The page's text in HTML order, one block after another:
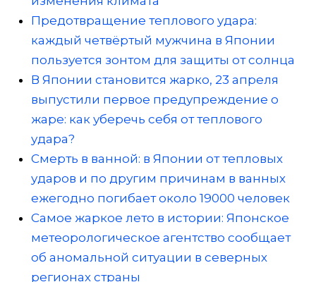
Предотвращение теплового удара:
каждый четвёртый мужчина в Японии
пользуется зонтом для защиты от солнца
В Японии становится жарко, 23 апреля
выпустили первое предупреждение о
жаре: как уберечь себя от теплового
удара?
Смерть в ванной: в Японии от тепловых
ударов и по другим причинам в ванных
ежегодно погибает около 19000 человек
Самое жаркое лето в истории: Японское
метеорологическое агентство сообщает
об аномальной ситуации в северных
регионах страны